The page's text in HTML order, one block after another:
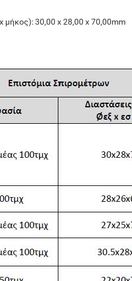
μήκος): 30,00 x 28,00 x 70,00mm